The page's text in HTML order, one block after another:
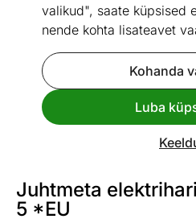
valikud", saate küpsised
nende kohta lisateavet
Kohanda
Luba
Juhtmeta
5 *EU